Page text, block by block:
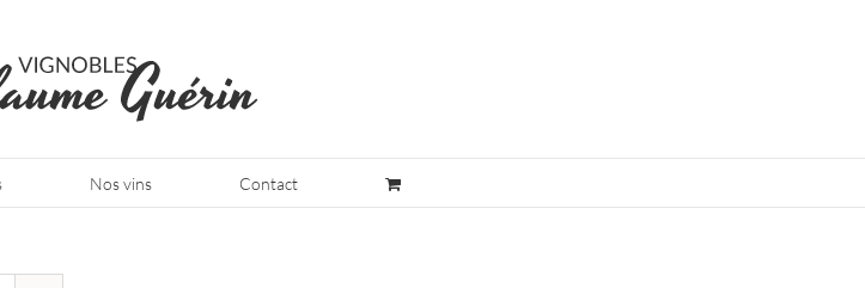
Nos vins Contact